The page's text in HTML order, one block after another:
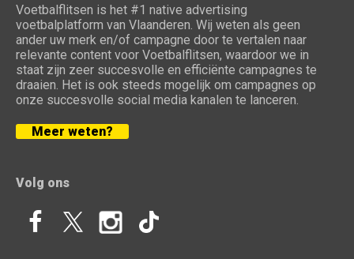
Voetbalflitsen is het #1 native advertising
voetbalplatform van Vlaanderen. Wij weten als geen
ander uw merk en/of campagne door te vertalen naar
relevante content voor Voetbalflitsen, waardoor we in
staat zijn zeer succesvolle en efficiënte campagnes te
draaien. Het is ook steeds mogelijk om campagnes op
onze succesvolle social media kanalen te lanceren.
Meer weten?
Volg ons